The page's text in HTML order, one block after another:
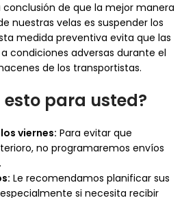
de que la mejor manera
nuestras velas es suspender los
medida preventiva evita que las
condiciones adversas durante el
de los transportistas.
para usted?
viernes: Para evitar que
no programaremos envíos
Le recomendamos planificar sus
si necesita recibir